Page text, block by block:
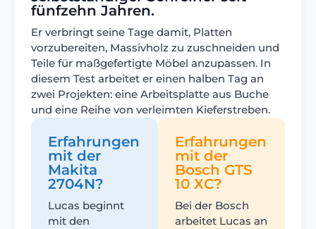
fünfzehn Jahren.
Er verbringt seine Tage damit, Platten
vorzubereiten, Massivholz zu zuschneiden und
Teile für maßgefertigte Möbel anzupassen. In
diesem Test arbeitet er einen halben Tag an
zwei Projekten: eine Arbeitsplatte aus Buche
und eine Reihe von verleimten Kieferstreben.
Erfahrungen
mit der
Makita
2704N?
Lucas beginnt
mit den
Erfahrungen
mit der
Bosch GTS
10 XC?
Bei der Bosch
arbeitet Lucas an